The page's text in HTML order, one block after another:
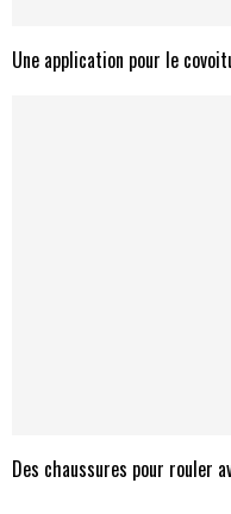
Une application pour le
Des chaussures pour rouler